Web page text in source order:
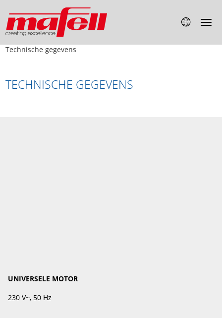
Technische gegevens
TECHNISCHE GEGEVENS
UNIVERSELE MOTOR
230 V~, 50 Hz